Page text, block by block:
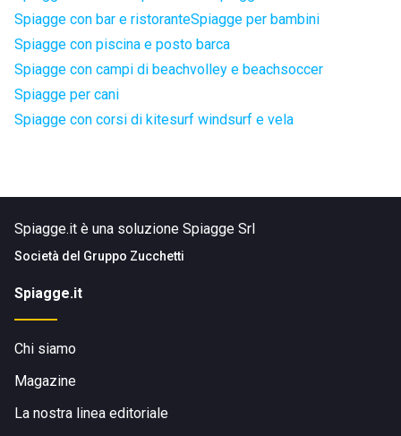
Spiagge con bar e ristoranteSpiagge per bambini
Spiagge con piscina e posto barca
Spiagge con campi di beachvolley e beachsoccer
Spiagge per cani
Spiagge con corsi di kitesurf windsurf e vela
Spiagge.it è una soluzione Spiagge Srl
Società del Gruppo Zucchetti
Spiagge.it
Chi siamo
Magazine
La nostra linea editoriale